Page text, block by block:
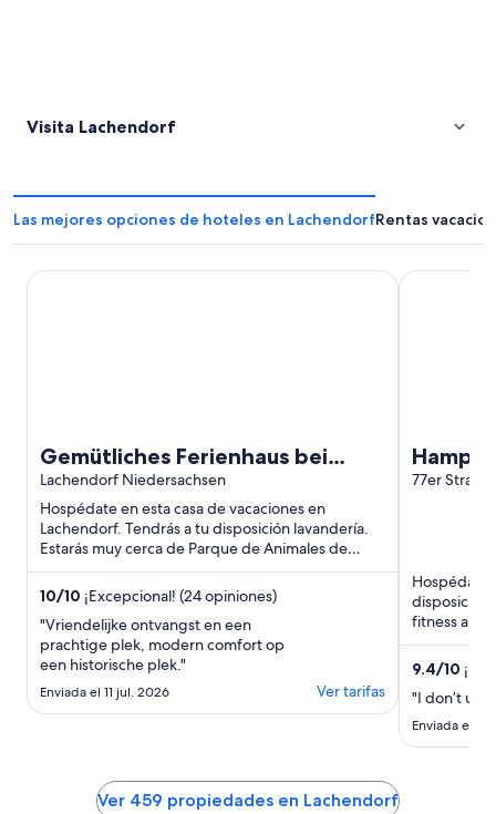
Visita Lachendorf
Las mejores opciones de hoteles en LachendorfRentas
Gemütliches Ferienhaus bei
Celle/lüneburger Südheide, am
Jakobsweg Gelegen
Lachendorf Niedersachsen
Hospédate en esta casa de vacaciones en
Lachendorf. Tendrás a tu disposición lavandería.
Estarás muy cerca de Parque de Animales de
Cine, una de las atracciones ...
10/10 ¡Excepcional! (24 opiniones)
"Vriendelijke ontvangst en een
prachtige plek, modern comfort op
een historische plek."
Enviada el 11 jul. 2026 Ver tarifas
Gemütliches Ferienhaus bei Celle/lüneburger Südheide,
77er
Hospédate
disposición
fitness
atracciones
9.4/10
"I don’t
Enviada el 12
Hampton
Ver 459 propiedades en Lachendorf